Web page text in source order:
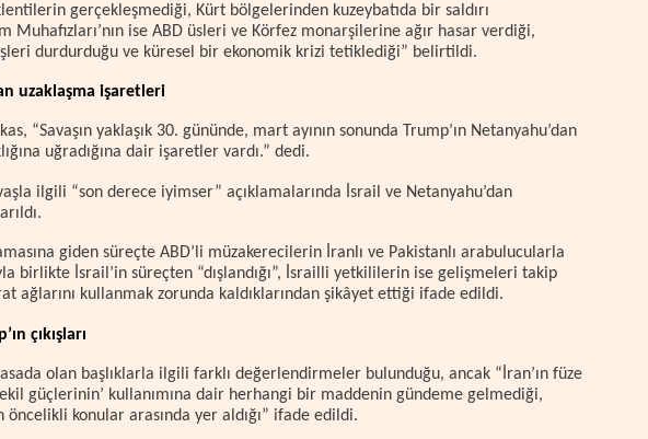
gerçekleşmediği, Kürt bölgelerinden kuzeybatıda bir saldırı
Muhafızları’nın ise ABD üsleri ve Körfez monarşilerine ağır hasar verdiği,
durdurduğu ve küresel bir ekonomik krizi tetiklediği” belirtildi.
uzaklaşma işaretleri
“Savaşın yaklaşık 30. gününde, mart ayının sonunda Trump’ın Netanyahu’dan
uğradığına dair işaretler vardı.” dedi.
ilgili “son derece iyimser” açıklamalarında İsrail ve Netanyahu’dan
giden süreçte ABD’li müzakerecilerin İranlı ve Pakistanlı arabulucularla
birlikte İsrail’in süreçten “dışlandığı”, İsrailli yetkililerin ise gelişmeleri takip
ağlarını kullanmak zorunda kaldıklarından şikâyet ettiği ifade edildi.
çıkışları
olan başlıklarla ilgili farklı değerlendirmeler bulunduğu, ancak “İran’ın füze
güçlerinin’ kullanımına dair herhangi bir maddenin gündeme gelmediği,
öncelikli konular arasında yer aldığı” ifade edildi.